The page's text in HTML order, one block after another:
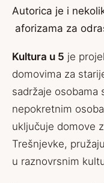
Autorica je i
aforizama za
Kultura u 5 je
domovima za
sadržaje osobama
nepokretnim
uključuje domove
Trešnjevke,
u raznovrsnim